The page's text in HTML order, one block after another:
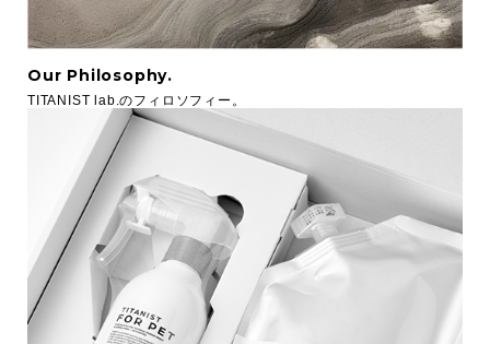
Our Philosophy.
TITANIST lab.のフィロソフィー。